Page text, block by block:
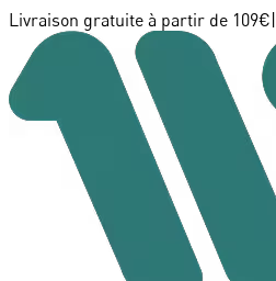
Livraison gratuite à partir de 109€